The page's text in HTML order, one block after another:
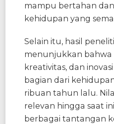
mampu bertahan
kehidupan yang
Selain itu, hasil
menunjukkan bahwa
kreativitas, dan
bagian dari
ribuan tahun lalu.
relevan hingga saat
berbagai tantangan